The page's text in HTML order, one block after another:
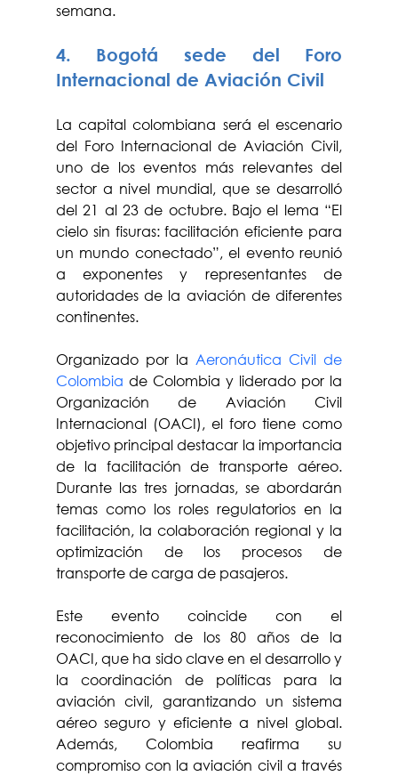
semana.
4. Bogotá sede del Foro
Internacional de Aviación Civil
La capital colombiana será el escenario
del Foro Internacional de Aviación Civil,
uno de los eventos más relevantes del
sector a nivel mundial, que se desarrolló
del 21 al 23 de octubre. Bajo el lema “El
cielo sin fisuras: facilitación eficiente para
un mundo conectado”, el evento reunió
a exponentes y representantes de
autoridades de la aviación de diferentes
continentes.
Organizado por la Aeronáutica Civil de
Colombia de Colombia y liderado por la
Organización de Aviación Civil
Internacional (OACI), el foro tiene como
objetivo principal destacar la importancia
de la facilitación de transporte aéreo.
Durante las tres jornadas, se abordarán
temas como los roles regulatorios en la
facilitación, la colaboración regional y la
optimización de los procesos de
transporte de carga de pasajeros.
Este evento coincide con el
reconocimiento de los 80 años de la
OACI, que ha sido clave en el desarrollo y
la coordinación de políticas para la
aviación civil, garantizando un sistema
aéreo seguro y eficiente a nivel global.
Además, Colombia reafirma su
compromiso con la aviación civil a través